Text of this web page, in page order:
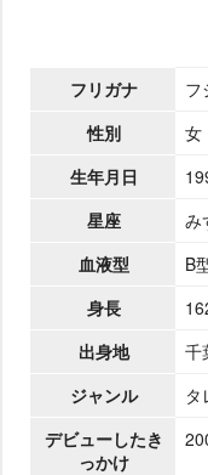
フリガナ
性別
女
生年月日
星座
み
血液型
B
身長
出身地
千
ジャンル
デビューしたき
っかけ